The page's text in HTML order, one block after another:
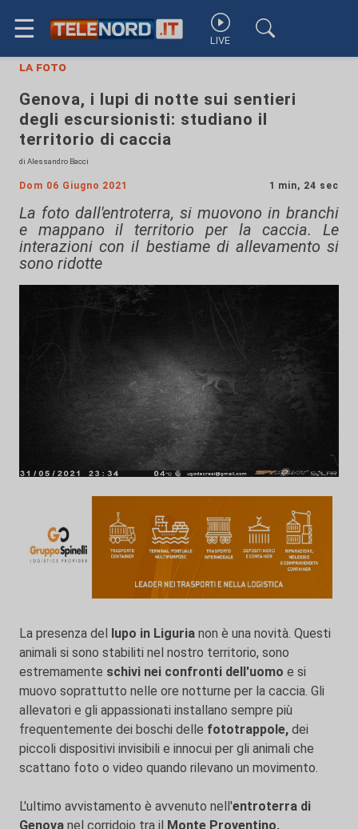
☰ LIVE
la foto
Genova, i lupi di notte sui sentieri
degli escursionisti: studiano il
territorio di caccia
di Alessandro Bacci
Dom 06 Giugno 2021 1 min, 24 sec
La foto dall'entroterra, si muovono in branchi
e mappano il territorio per la caccia. Le
interazioni con il bestiame di allevamento si
sono ridotte
La presenza del lupo in Liguria non è una novità. Questi
animali si sono stabiliti nel nostro territorio, sono
estremamente schivi nei confronti dell'uomo e si
muovo soprattutto nelle ore notturne per la caccia. Gli
allevatori e gli appassionati installano sempre più
frequentemente dei boschi delle fototrappole, dei
piccoli dispositivi invisibili e innocui per gli animali che
scattano foto o video quando rilevano un movimento.
L'ultimo avvistamento è avvenuto nell'entroterra di
Genova nel corridoio tra il Monte Proventino,